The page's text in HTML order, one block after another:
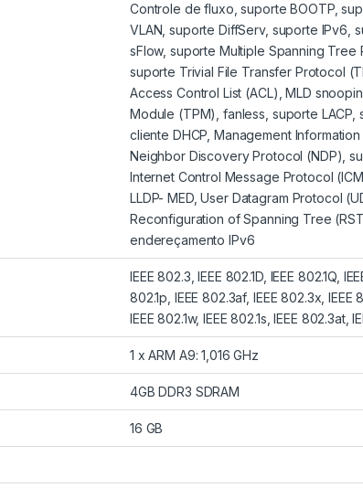
Controle de fluxo, suporte BOOTP,
VLAN, suporte DiffServ, suporte IPv6,
sFlow, suporte Multiple Spanning Tree
suporte Trivial File Transfer Protocol
Access Control List (ACL), MLD
Module (TPM), fanless, suporte LACP,
cliente DHCP, Management Information
Neighbor Discovery Protocol (NDP),
Internet Control Message Protocol
LLDP- MED, User Datagram Protocol
Reconfiguration of Spanning Tree
endereçamento IPv6
IEEE 802.3, IEEE 802.1D, IEEE 802.1Q,
802.1p, IEEE 802.3af, IEEE 802.3x, IEEE
IEEE 802.1w, IEEE 802.1s, IEEE 802.3at,
1 x ARM A9: 1,016 GHz
4GB DDR3 SDRAM
16 GB